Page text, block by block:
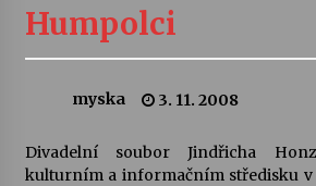
kapkou
Veselí muzikanti
30. 7. 2026
Humpolci
myska 3. 11. 2008
Divadelní soubor Jindřicha
kulturním a informačním středisku